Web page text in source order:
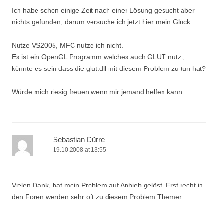
Ich habe schon einige Zeit nach einer Lösung gesucht aber
nichts gefunden, darum versuche ich jetzt hier mein Glück.
Nutze VS2005, MFC nutze ich nicht.
Es ist ein OpenGL Programm welches auch GLUT nutzt,
könnte es sein dass die glut.dll mit diesem Problem zu tun hat?
Würde mich riesig freuen wenn mir jemand helfen kann.
Sebastian Dürre
19.10.2008 at 13:55
Vielen Dank, hat mein Problem auf Anhieb gelöst. Erst recht in
den Foren werden sehr oft zu diesem Problem Themen